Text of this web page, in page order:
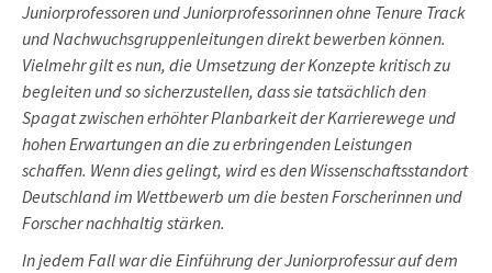
Juniorprofessoren und Juniorprofessorinnen ohne Tenure Track
und Nachwuchsgruppenleitungen direkt bewerben können.
Vielmehr gilt es nun, die Umsetzung der Konzepte kritisch zu
begleiten und so sicherzustellen, dass sie tatsächlich den
Spagat zwischen erhöhter Planbarkeit der Karrierewege und
hohen Erwartungen an die zu erbringenden Leistungen
schaffen. Wenn dies gelingt, wird es den Wissenschaftsstandort
Deutschland im Wettbewerb um die besten Forscherinnen und
Forscher nachhaltig stärken.
In jedem Fall war die Einführung der Juniorprofessur auf dem